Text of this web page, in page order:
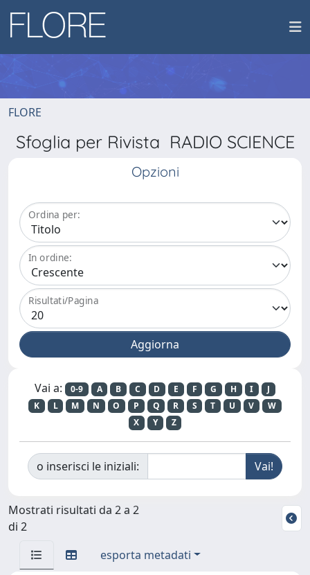
FLORE
Sfoglia per Rivista RADIO SCIENCE
Opzioni
Ordina per:
In ordine:
Risultati/Pagina
Vai a: 0-9 A B C D E F G H I
J
K
L M N O P Q R S T U V
W
X
Y Z
o inserisci le iniziali:
Mostrati risultati da 2 a 2
di 2
esporta metadati